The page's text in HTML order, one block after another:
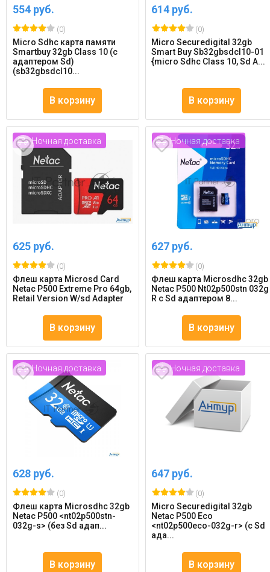
554 руб.
(0)
Micro Sdhc карта памяти
Smartbuy 32gb Class 10 (с
адаптером Sd)
(sb32gbsdcl10...
В корзину
614 руб.
(0)
Micro Securedigital 32gb
Smart Buy Sb32gbsdcl10-01
{micro Sdhc Class 10, Sd A...
В корзину
Ночная доставка
625 руб.
(0)
Флеш карта Microsd Card
Netac P500 Extreme Pro 64gb,
Retail Version W/sd Adapter
В корзину
Ночная доставка
627 руб.
(0)
Флеш карта Microsdhc 32gb
Netac P500 Nt02p500stn 032g
R с Sd адаптером 8...
В корзину
Ночная доставка
628 руб.
(0)
Флеш карта Microsdhc 32gb
Netac P500 <nt02p500stn-
032g-s> (без Sd адап...
В корзину
Ночная доставка
647 руб.
(0)
Micro Securedigital 32gb
Netac P500 Eco
<nt02p500eco-032g-r> (с Sd
ада...
В корзину